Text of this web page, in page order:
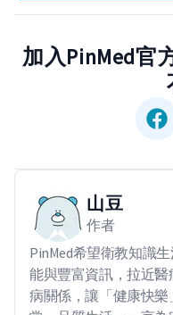
加入PinMed官
山豆
作者
PinMed希望衛教知識
能與豐富資訊，拉近
病關係，讓「健康快